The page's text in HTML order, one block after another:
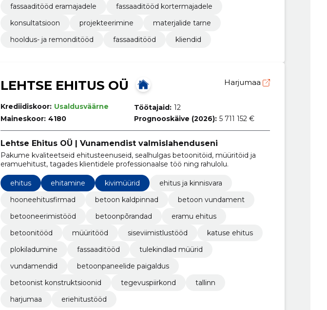
fassaaditööd eramajadele
fassaaditööd kortermajadele
konsultatsioon
projekteerimine
materjalide tarne
hooldus- ja remonditööd
fassaaditööd kliendid
LEHTSE EHITUS OÜ Harjumaa
Krediidiskoor: Usaldusväärne
Maineskoor: 4180
Töötajaid: 12
Prognooskäive (2026): 5 711 152 €
Lehtse Ehitus OÜ | Vunamendist valmislahenduseni
Pakume kvaliteetseid ehitusteenuseid, sealhulgas betoonitöid, müüritöid ja
eramuehitust, tagades klientidele professionaalse töö ning rahulolu.
ehitus ehitamine kivimüürid
ehitus ja kinnisvara
hooneehitusfirmad
betoon kaldpinnad
betoon vundament
betooneerimistööd
betoonpõrandad
eramu ehitus
betoonitööd
müüritööd siseviimistlustööd
katuse ehitus
plokiladumine
fassaaditööd
tulekindlad müürid
vundamendid
betoonpaneelide paigaldus
betoonist konstruktsioonid
tegevuspiirkond
tallinn
harjumaa
eriehitustööd